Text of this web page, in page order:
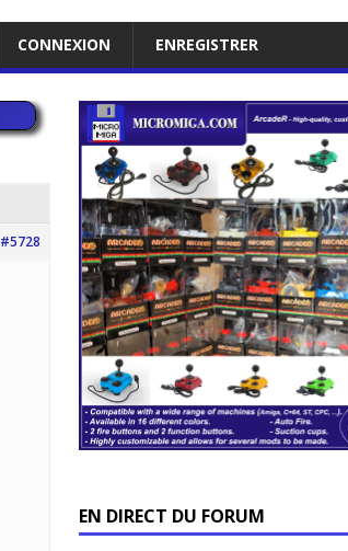
CONNEXION ENREGISTRER
#5728
EN DIRECT DU FORUM